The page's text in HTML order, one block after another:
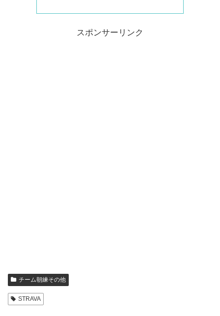
スポンサーリンク
チーム朝練その他
STRAVA